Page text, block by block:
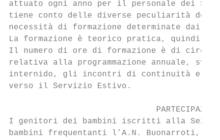
attuato ogni anno per il personale dei
tiene conto delle diverse peculiarità dei
necessità di formazione determinate dai
La formazione è teorico pratica, quindi di
Il numero di ore di formazione è di circa
relativa alla programmazione annuale,
internido, gli incontri di continuità e del
verso il Servizio Estivo.
I genitori dei bambini iscritti alla
bambini frequentanti l’A.N. Buonarroti,